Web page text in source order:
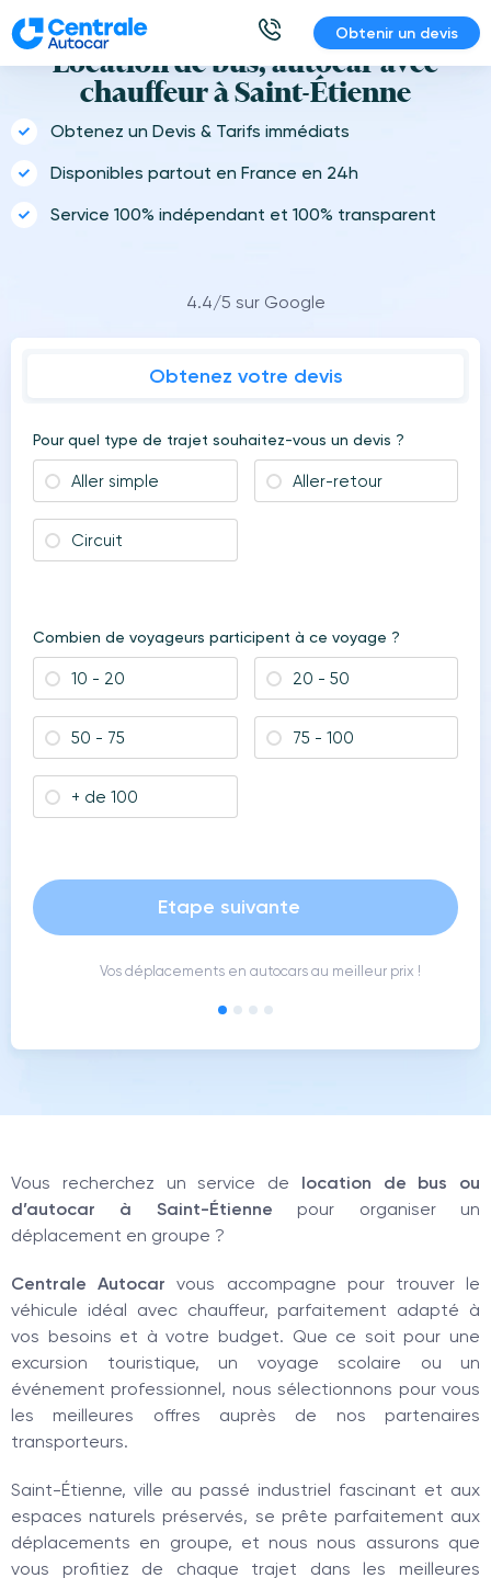
Aller
au
contenu
Obtenir un devis
Location de bus, autocar avec
chauffeur à Saint-Étienne
Obtenez un Devis & Tarifs immédiats
Disponibles partout en France en 24h
Service 100% indépendant et 100% transparent
4.4/5 sur Google
Obtenez votre devis
Pour quel type de trajet souhaitez-vous un devis ?
Aller simple Aller-retour
Circuit
Combien de voyageurs participent à ce voyage ?
10 - 20 20 - 50
50 - 75 75 - 100
+ de 100
Etape suivante
Vos déplacements en autocars au meilleur prix !
Vous recherchez un service de location de bus ou
d’autocar à Saint-Étienne pour organiser un
déplacement en groupe ?
Centrale Autocar vous accompagne pour trouver le
véhicule idéal avec chauffeur, parfaitement adapté à
vos besoins et à votre budget. Que ce soit pour une
excursion touristique, un voyage scolaire ou un
événement professionnel, nous sélectionnons pour vous
les meilleures offres auprès de nos partenaires
transporteurs.
Saint-Étienne, ville au passé industriel fascinant et aux
espaces naturels préservés, se prête parfaitement aux
déplacements en groupe, et nous nous assurons que
vous profitiez de chaque trajet dans les meilleures